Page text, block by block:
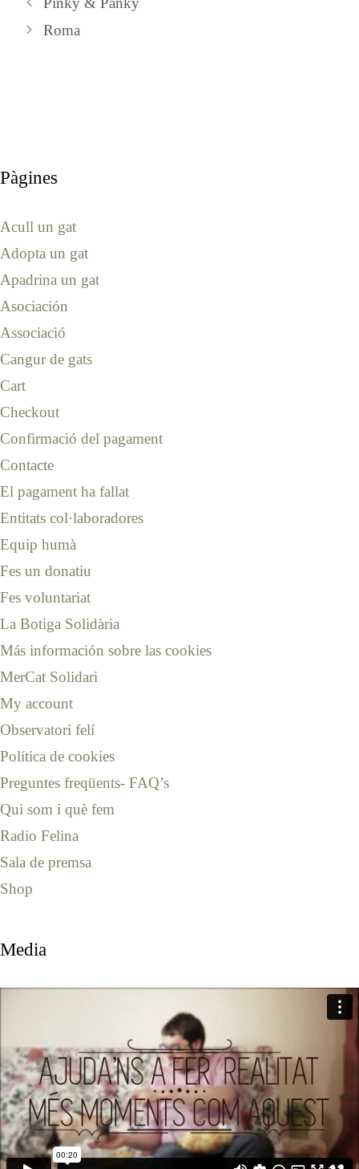
Roma
Pàgines
Acull un gat
Adopta un gat
Apadrina un gat
Asociación
Associació
Cangur de gats
Cart
Checkout
Confirmació del pagament
Contacte
El pagament ha fallat
Entitats col·laboradores
Equip humà
Fes un donatiu
Fes voluntariat
La Botiga Solidària
Más información sobre las cookies
MerCat Solidari
My account
Observatori felí
Política de cookies
Preguntes freqüents- FAQ’s
Qui som i què fem
Radio Felina
Sala de premsa
Shop
Media